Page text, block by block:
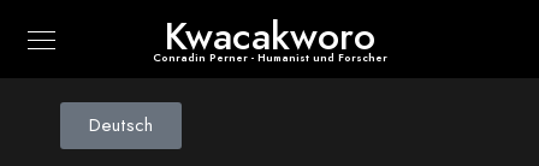
Kwacakworo
Conradin Perner - Humanist und Forscher
Deutsch